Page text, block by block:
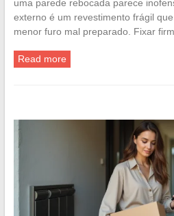
uma parede rebocada parece
externo é um revestimento frágil
menor furo mal preparado. Fixar
Read more